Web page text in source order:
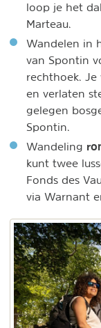
loop je het
Marteau.
Wandelen in
van Spontin
rechthoek.
en verlaten
gelegen
Spontin.
Wandeling
kunt twee
Fonds des
via Warnant